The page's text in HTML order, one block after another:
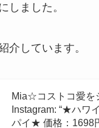
しました。
介しています。
Mia☆コストコ愛を
Instagram: “★ハワ
パイ★ 価格：1698